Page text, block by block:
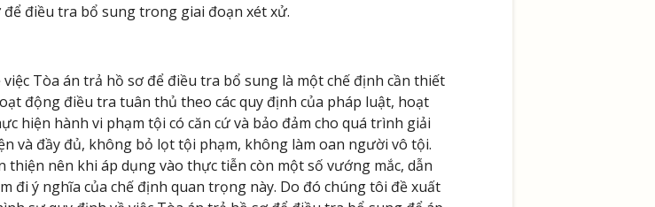
điều tra bổ sung trong giai đoạn xét xử.
Tòa án trả hồ sơ để điều tra bổ sung là một chế định cần thiết
động điều tra tuân thủ theo các quy định của pháp luật, hoạt
hiện hành vi phạm tội có căn cứ và bảo đảm cho quá trình giải
và đầy đủ, không bỏ lọt tội phạm, không làm oan người vô tội.
nên khi áp dụng vào thực tiễn còn một số vướng mắc, dẫn
đi ý nghĩa của chế định quan trọng này. Do đó chúng tôi đề xuất